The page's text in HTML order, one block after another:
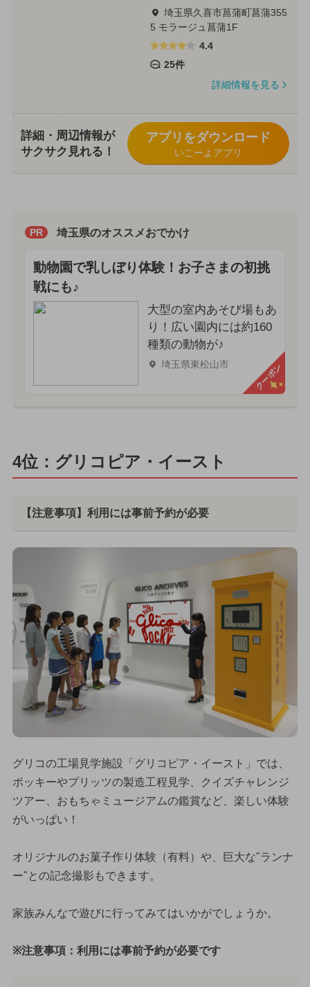
埼玉県久喜市菖蒲町菖蒲355
5 モラージュ菖蒲1F
4.4
25件
詳細情報を見る
詳細・周辺情報が
サクサク見れる！
アプリをダウンロード
いこーよアプリ
PR 埼玉県のオススメおでかけ
動物園で乳しぼり体験！お子さまの初挑
戦にも♪
大型の室内あそび場もあ
り！広い園内には約160
種類の動物が♪
埼玉県東松山市 クーポン
4位：グリコピア・イースト
【注意事項】利用には事前予約が必要
グリコの工場見学施設「グリコピア・イースト」では、
ポッキーやプリッツの製造工程見学、クイズチャレンジ
ツアー、おもちゃミュージアムの鑑賞など、楽しい体験
がいっぱい！
オリジナルのお菓子作り体験（有料）や、巨大な"ランナ
ー"との記念撮影もできます。
家族みんなで遊びに行ってみてはいかがでしょうか。
※注意事項：利用には事前予約が必要です